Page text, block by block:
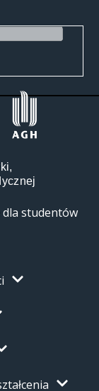
studentów